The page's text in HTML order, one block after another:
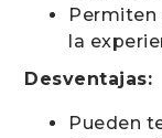
Permiten
la
Desventajas:
Pueden